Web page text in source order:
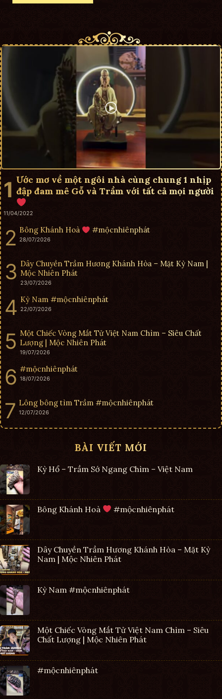
Ước mơ về một ngôi nhà cùng chung 1 nhịp
đập đam mê Gỗ và Trầm với tất cả mọi người
11/04/2022
Bông Khánh Hoà #mộcnhiênphát
28/07/2026
Dây Chuyền Trầm Hương Khánh Hòa – Mặt Kỳ Nam |
Mộc Nhiên Phát
23/07/2026
Kỳ Nam #mộcnhiênphát
22/07/2026
Một Chiếc Vòng Mắt Tử Việt Nam Chìm – Siêu Chất
Lượng | Mộc Nhiên Phát
19/07/2026
#mộcnhiênphát
18/07/2026
Lông bông tìm Trầm #mộcnhiênphát
12/07/2026
BÀI VIẾT MỚI
Kỳ Hổ – Trầm Sớ Ngang Chìm – Việt Nam
Bông Khánh Hoà #mộcnhiênphát
Dây Chuyền Trầm Hương Khánh Hòa – Mặt Kỳ
Nam | Mộc Nhiên Phát
Kỳ Nam #mộcnhiênphát
Một Chiếc Vòng Mắt Tử Việt Nam Chìm – Siêu
Chất Lượng | Mộc Nhiên Phát
#mộcnhiênphát